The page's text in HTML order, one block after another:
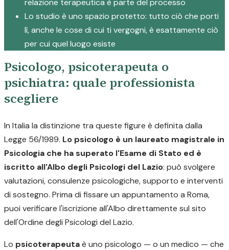
relazione terapeutica è parte del processo
Lo studio è uno spazio protetto: tutto ciò che porti
lì, anche le cose di cui ti vergogni, è esattamente ciò
per cui quel luogo esiste
Psicologo, psicoterapeuta o
psichiatra: quale professionista
scegliere
In Italia la distinzione tra queste figure è definita dalla
Legge 56/1989. Lo psicologo è un laureato magistrale in
Psicologia che ha superato l'Esame di Stato ed è
iscritto all'Albo degli Psicologi del Lazio: può svolgere
valutazioni, consulenze psicologiche, supporto e interventi
di sostegno. Prima di fissare un appuntamento a Roma,
puoi verificare l'iscrizione all'Albo direttamente sul sito
dell'Ordine degli Psicologi del Lazio.
Lo psicoterapeutaè uno psicologo — o un medico — che